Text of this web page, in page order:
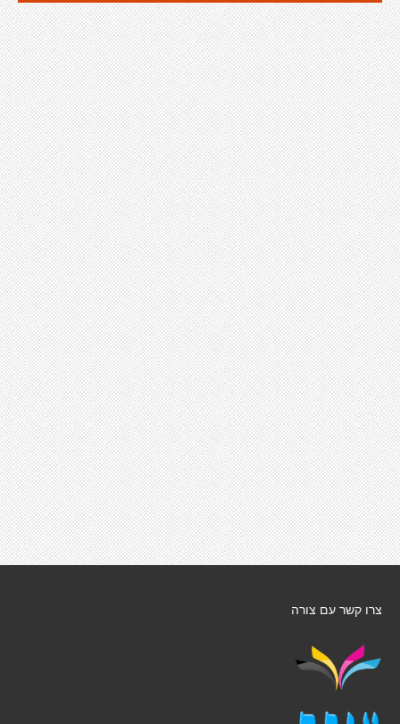
צרו קשר עם צורה